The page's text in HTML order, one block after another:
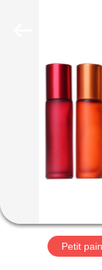
MAISON
PRODUITS
VIDÉOS
LE
Petit